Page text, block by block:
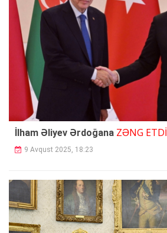
İlham Əliyev Ərdoğana ZƏNG ETDİ
9 Avqust 2025, 18:23